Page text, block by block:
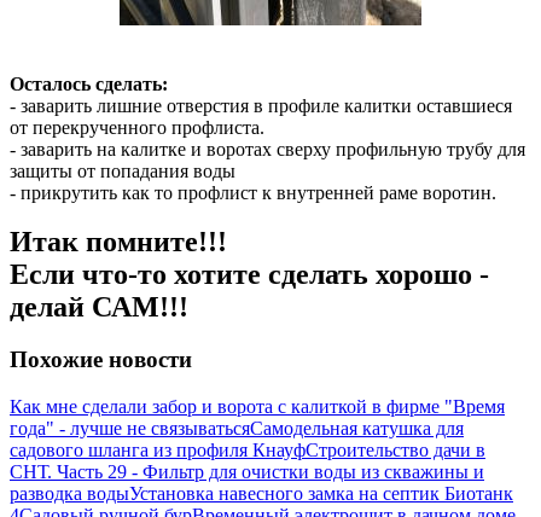
Осталось сделать:
- заварить лишние отверстия в профиле калитки оставшиеся
от перекрученного профлиста.
- заварить на калитке и воротах сверху профильную трубу для
защиты от попадания воды
- прикрутить как то профлист к внутренней раме воротин.
Итак помните!!!
Если что-то хотите сделать хорошо -
делай САМ!!!
Похожие новости
Как мне сделали забор и ворота с калиткой в фирме "Время
года" - лучше не связыватьсяСамодельная катушка для
садового шланга из профиля КнауфСтроительство дачи в
СНТ. Часть 29 - Фильтр для очистки воды из скважины и
разводка водыУстановка навесного замка на септик Биотанк